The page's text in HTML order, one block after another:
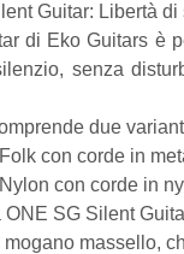
Guitar: Libertà
di Eko Guitars è
senza
due
con corde in
con corde in
SG Silent
mogano massello,